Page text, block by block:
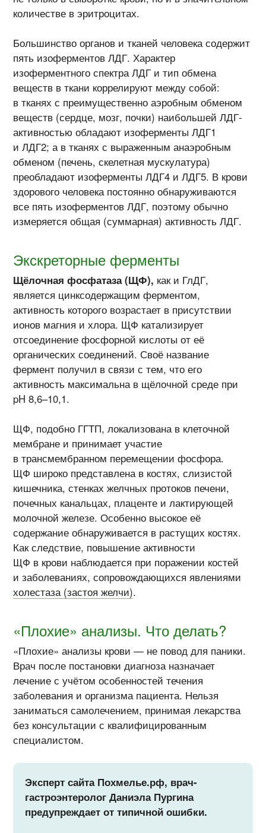
количестве в эритроцитах.
Большинство органов и тканей человека содержит
пять изоферментов ЛДГ. Характер
изоферментного спектра ЛДГ и тип обмена
веществ в ткани коррелируют между собой:
в тканях с преимущественно аэробным обменом
веществ (сердце, мозг, почки) наибольшей ЛДГ-
активностью обладают изоферменты ЛДГ1
и ЛДГ2; а в тканях с выраженным анаэробным
обменом (печень, скелетная мускулатура)
преобладают изоферменты ЛДГ4 и ЛДГ5. В крови
здорового человека постоянно обнаруживаются
все пять изоферментов ЛДГ, поэтому обычно
измеряется общая (суммарная) активность ЛДГ.
Экскреторные ферменты
Щёлочная фосфатаза (ЩФ), как и ГлДГ,
является цинксодержащим ферментом,
активность которого возрастает в присутствии
ионов магния и хлора. ЩФ катализирует
отсоединение фосфорной кислоты от её
органических соединений. Своё название
фермент получил в связи с тем, что его
активность максимальна в щёлочной среде при
pH 8,6–10,1.
ЩФ, подобно ГГТП, локализована в клеточной
мембране и принимает участие
в трансмембранном перемещении фосфора.
ЩФ широко представлена в костях, слизистой
кишечника, стенках желчных протоков печени,
почечных канальцах, плаценте и лактирующей
молочной железе. Особенно высокое её
содержание обнаруживается в растущих костях.
Как следствие, повышение активности
ЩФ в крови наблюдается при поражении костей
и заболеваниях, сопровождающихся явлениями
холестаза (застоя желчи).
«Плохие» анализы. Что делать?
«Плохие» анализы крови — не повод для паники.
Врач после постановки диагноза назначает
лечение с учётом особенностей течения
заболевания и организма пациента. Нельзя
заниматься самолечением, принимая лекарства
без консультации с квалифицированным
специалистом.
Эксперт сайта Похмелье.рф, врач-
гастроэнтеролог Даниэла Пургина
предупреждает от типичной ошибки.